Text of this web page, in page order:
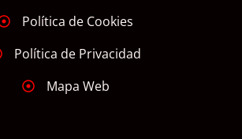
Política de Cookies
Política de Privacidad
Mapa Web